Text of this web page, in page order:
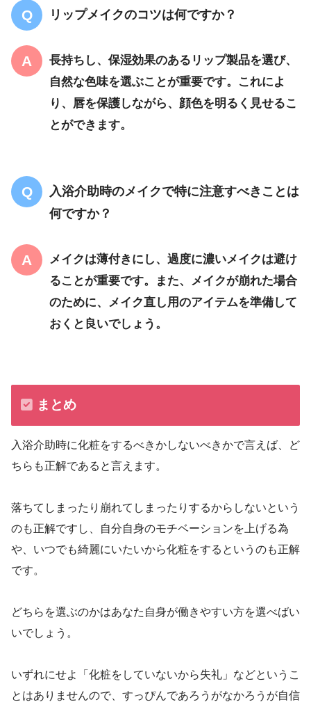
リップメイクのコツは何ですか？
長持ちし、保湿効果のあるリップ製品を選び、
自然な色味を選ぶことが重要です。これによ
り、唇を保護しながら、顔色を明るく見せるこ
とができます。
入浴介助時のメイクで特に注意すべきことは
何ですか？
メイクは薄付きにし、過度に濃いメイクは避け
ることが重要です。また、メイクが崩れた場合
のために、メイク直し用のアイテムを準備して
おくと良いでしょう。
まとめ
入浴介助時に化粧をするべきかしないべきかで言えば、ど
ちらも正解であると言えます。
落ちてしまったり崩れてしまったりするからしないという
のも正解ですし、自分自身のモチベーションを上げる為
や、いつでも綺麗にいたいから化粧をするというのも正解
です。
どちらを選ぶのかはあなた自身が働きやすい方を選べばい
いでしょう。
いずれにせよ「化粧をしていないから失礼」などというこ
とはありませんので、すっぴんであろうがなかろうが自信